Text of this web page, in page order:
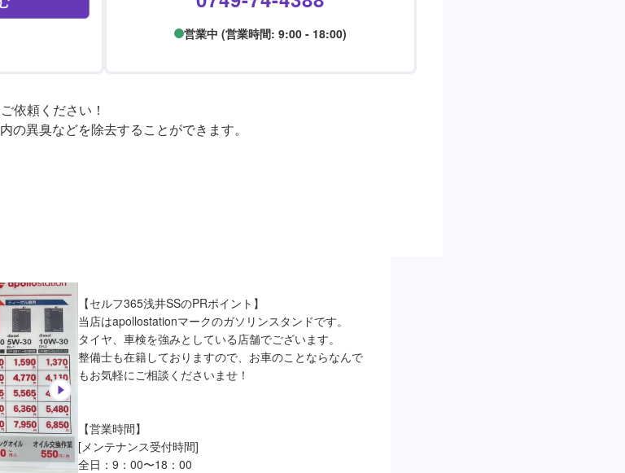
営業中 (営業時間: 9:00 - 18:00)
依頼ください！
の異臭などを除去することができます。
【セルフ365浅井SSのPRポイント】
当店はapollostationマークのガソリンスタンドです。
タイヤ、車検を強みとしている店舗でございます。
整備士も在籍しておりますので、お車のことならなんで
もお気軽にご相談くださいませ！
【営業時間】
[メンテナンス受付時間]
全日：9：00〜18：00